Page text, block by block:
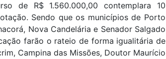
de R$ 1.560.000,00 contemplara 10
Sendo que os municípios de Porto
Nova Candelária e Senador Salgado
farão o rateio de forma igualitária de
Campina das Missões, Doutor Maurício